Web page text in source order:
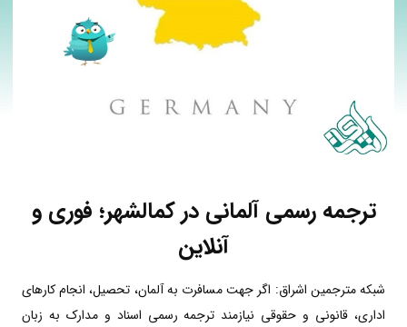
ترجمه رسمی آلمانی در کمالشهر؛ فوری و
آنلاین
شبکه مترجمین اشراق: اگر جهت مسافرت به آلمان، تحصیل، انجام کارهای
اداری، قانونی و حقوقی نیازمند ترجمه رسمی اسناد و مدارک به زبان